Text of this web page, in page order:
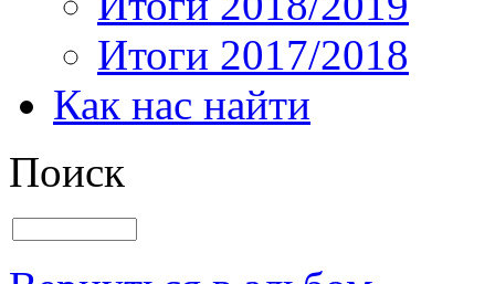
Итоги 2017/2018
Как нас найти
Поиск